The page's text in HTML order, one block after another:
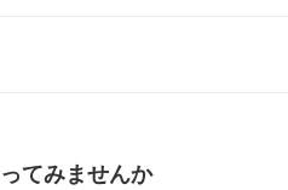
てみませんか